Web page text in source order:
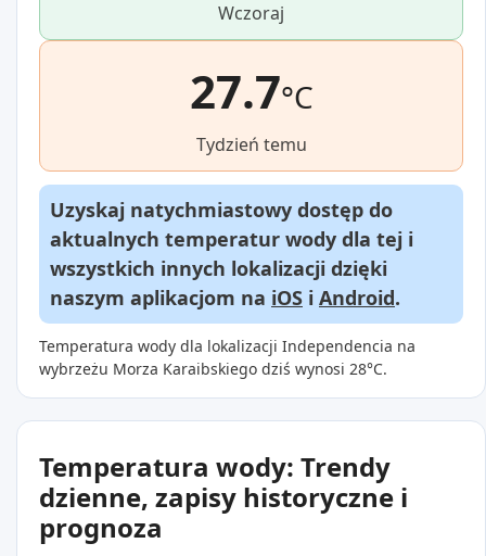
Wczoraj
27.7°C
Tydzień temu
Uzyskaj natychmiastowy dostęp do
aktualnych temperatur wody dla tej i
wszystkich innych lokalizacji dzięki
naszym aplikacjom na iOS i Android.
Temperatura wody dla lokalizacji Independencia na
wybrzeżu Morza Karaibskiego dziś wynosi 28°C.
Temperatura wody: Trendy
dzienne, zapisy historyczne i
prognoza